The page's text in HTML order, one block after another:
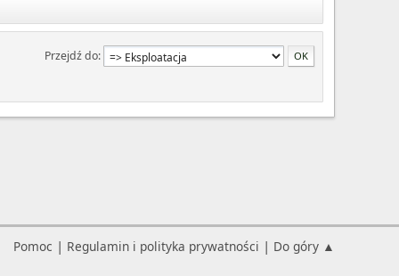
Przejdź do
Pomoc | Regulamin i polityka prywatności | Do góry ▲